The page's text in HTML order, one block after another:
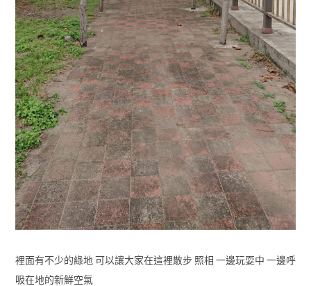
裡面有不少的綠地 可以讓大家在這裡散步 照相 一邊玩耍中 一邊呼
吸在地的新鮮空氣